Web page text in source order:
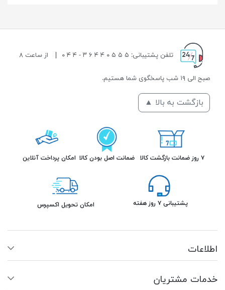
تلفن پشتیبانی: ۵ ۵ ۵ ۰ ۴ ۴ ۶ ۳ - ۴ ۴ ۰ از ساعت ۸
صبح الی ۱۹ شب پاسخگوی شما هستیم.
بازگشت به بالا ▲
۷ روز ضمانت بازگشت کالا ضمانت اصل بودن کالا امکان پرداخت آنلاین
پشتیبانی ۷ روز هفته امکان تحویل اکسپرس
اطلاعات
خدمات مشتریان